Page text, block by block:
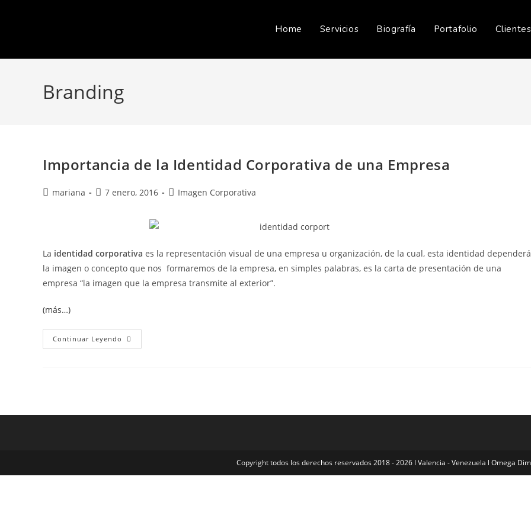
Home Servicios Biografía Portafolio Clientes
Branding
Importancia de la Identidad Corporativa de una Empresa
mariana 7 enero, 2016 Imagen Corporativa
La identidad corporativa es la representación visual de una empresa u organización, de la cual, esta identidad dependerá
la imagen o concepto que nos formaremos de la empresa, en simples palabras, es la carta de presentación de una
empresa “la imagen que la empresa transmite al exterior”.
(más…)
Continuar Leyendo
Copyright todos los derechos reservados 2018 - 2026 l Valencia - Venezuela l Omega